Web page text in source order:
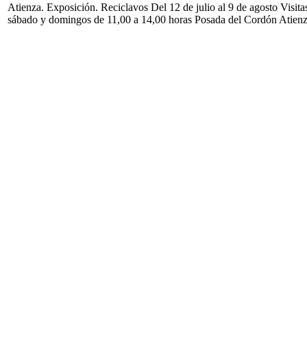
Atienza. Exposición. Reciclavos Del 12 de julio al 9 de agosto
sábado y domingos de 11,00 a 14,00 horas Posada del Cordón